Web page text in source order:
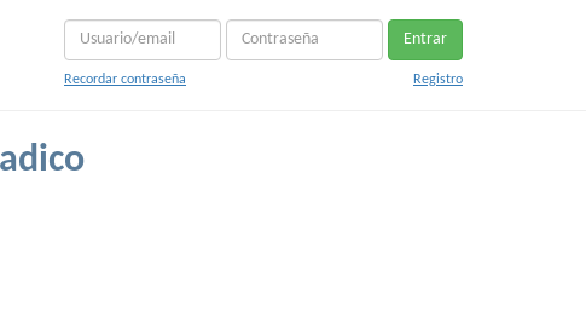
Entrar
Recordar contraseña Registro